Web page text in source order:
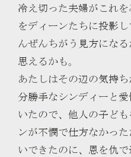
冷え切った夫婦がこれ
をディーンたちに投影
んぜんちがう見方にな
思えるかも。
あたしはその辺の気持
分勝手なシンディーと
いたので、他人の子ど
ンが不憫で仕方なかっ
いできたのに、恩を仇